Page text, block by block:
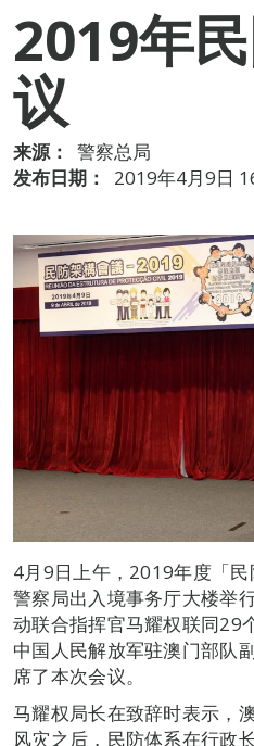
2019年
议
来源：
警察总局
发布日期：
2019年4月9日
4月9日上午，2019年度「
警察局出入境事务厅大楼举
动联合指挥官马耀权联同29
中国人民解放军驻澳门部队
席了本次会议。
马耀权局长在致辞时表示，
风灾之后，民防体系在行政